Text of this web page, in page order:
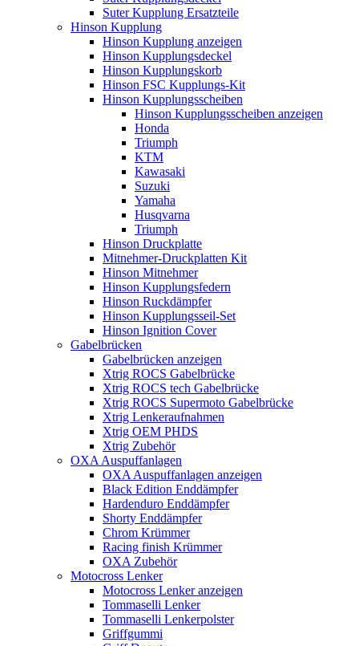
Suter Kupplung Ersatzteile
Hinson Kupplung
Hinson Kupplung anzeigen
Hinson Kupplungsdeckel
Hinson Kupplungskorb
Hinson FSC Kupplungs-Kit
Hinson Kupplungsscheiben
Hinson Kupplungsscheiben anzeigen
Honda
Triumph
KTM
Kawasaki
Suzuki
Yamaha
Husqvarna
Triumph
Hinson Druckplatte
Mitnehmer-Druckplatten Kit
Hinson Mitnehmer
Hinson Kupplungsfedern
Hinson Ruckdämpfer
Hinson Kupplungsseil-Set
Hinson Ignition Cover
Gabelbrücken
Gabelbrücken anzeigen
Xtrig ROCS Gabelbrücke
Xtrig ROCS tech Gabelbrücke
Xtrig ROCS Supermoto Gabelbrücke
Xtrig Lenkeraufnahmen
Xtrig OEM PHDS
Xtrig Zubehör
OXA Auspuffanlagen
OXA Auspuffanlagen anzeigen
Black Edition Enddämpfer
Hardenduro Enddämpfer
Shorty Enddämpfer
Chrom Krümmer
Racing finish Krümmer
OXA Zubehör
Motocross Lenker
Motocross Lenker anzeigen
Tommaselli Lenker
Tommaselli Lenkerpolster
Griffgummi